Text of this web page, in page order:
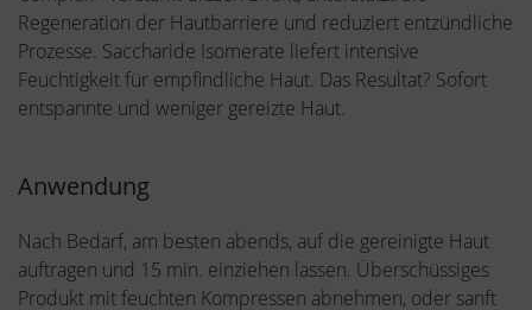
Regeneration der Hautbarriere und reduziert entzündliche
Prozesse. Saccharide Isomerate liefert intensive
Feuchtigkeit für empfindliche Haut. Das Resultat? Sofort
entspannte und weniger gereizte Haut.
Anwendung
Nach Bedarf, am besten abends, auf die gereinigte Haut
auftragen und 15 min. einziehen lassen. Überschüssiges
Produkt mit feuchten Kompressen abnehmen, oder sanft